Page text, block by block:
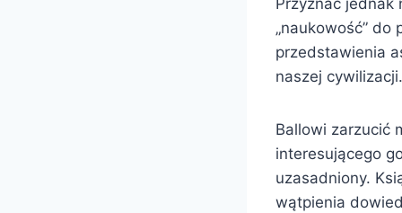
Przyznać
„naukowość” do
przedstawienia
naszej cywilizacji.
Ballowi zarzucić
interesującego
uzasadniony.
wątpienia